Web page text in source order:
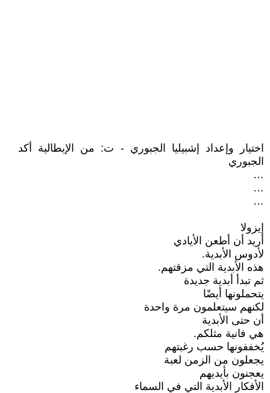
اختيار وإعداد إشبيليا الجبوري - ت: من الإيطالية أكد
الجبوري
…
…
…
إيزولا
أريد أن أطعن الأيادي
لأدوس الأبدية.
هذه الأبدية التي مزقتهم.
ثم تبدأ أبدية جديدة
يتحملونها أيضًا
لكنهم سيتعلمون مرة واحدة
أن حتى الأبدية
هي فانية مثلكم.
يُخففونها حسب رغبتهم
يجعلون من الزمن لعبة
يعجنون بأيديهم
الأفكار الأبدية التي في السماء